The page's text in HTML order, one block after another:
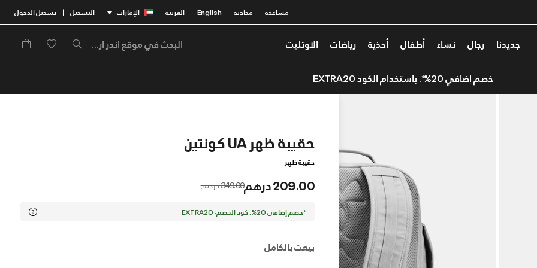
مساعدة محادثة English
| العربية الإمارات التسجيل | تسجيل الدخول
جديدنا رجال نساء أطفال أحذية رياضات الاوتليت
خصم إضافي 20%*. باستخدام الكود EXTRA20
حقيبة ظهر UA كونتين
حقيبة ظهر
209.00 درهم Price reduced from
349.00 درهم to
*خصم إضافي 20%. كود الخصم: EXTRA20
بيعت بالكامل